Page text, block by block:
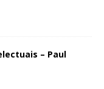
– Paul